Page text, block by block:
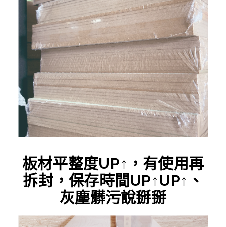
板材平整度UP↑，有使用再
拆封，保存時間UP↑UP↑、
灰塵髒污說掰掰